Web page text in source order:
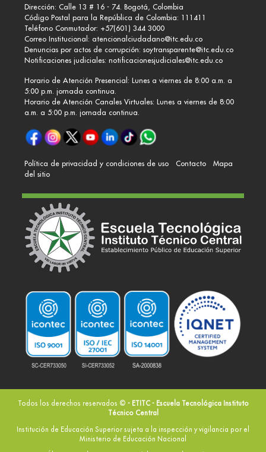
Dirección: Calle 13 # 16 - 74. Bogotá, Colombia
Código Postal para la República de Colombia: 111411
Teléfono Conmutador: +57(601) 344 3000
Correo Institucional: atencionalciudadano@itc.edu.co
Denuncias por actos de corrupción: soytransparente@itc.edu.co
Notificaciones judiciales: notificacionesjudiciales@itc.edu.co
Horario de Atención Presencial: Lunes a viernes de 8:00 a.m. a
5:00 p.m. jornada continua.
Horario de Atención Canales Virtuales: Lunes a viernes de 8:00
a.m. a 5:00 p.m. jornada continua.
Política de privacidad y condiciones de uso Contacto
Mapa
del sitio
Todos los derechos reservados © - ETITC - Escuela Tecnológica Instituto
Técnico Central
Institución de Educación Superior sujeta a la inspección y vigilancia por el
Ministerio de Educación Nacional